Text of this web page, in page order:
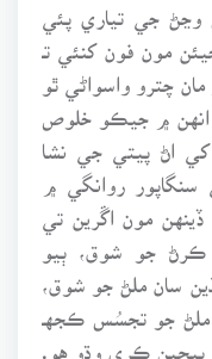
وڃڻ جي تياري پئي
مون فون کنئي تـ
مان چترو واسواڻي ٿو
پر انهن ۾ جيڪو خلوص
کي اڻ پيتي جي نشا
روانگي ۾
مون اڱرين تي
ڪرڻ جو شوق، ٻيو
سان ملڻ جو شوق،
ملڻ جو تجسُس ڪجهـ
بيچين ڪري وڌو هو.